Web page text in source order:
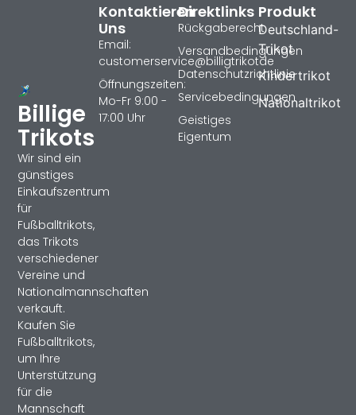
Billige
Trikots
Wir sind ein
günstiges
Einkaufszentrum
für
Fußballtrikots,
das Trikots
verschiedener
Vereine und
Nationalmannschaften
verkauft.
Kaufen Sie
Fußballtrikots,
um Ihre
Unterstützung
für die
Mannschaft
Produkt
Deutschland-
Trikot
Kindertrikot
Nationaltrikot
Direktlinks
Rückgaberecht
Versandbedingungen
Datenschutzrichtlinie
Servicebedingungen
Geistiges
Eigentum
Kontaktieren
Uns
Email:
customerservice@billigtrikotde
Öffnungszeiten:
Mo-Fr 9:00 -
17:00 Uhr